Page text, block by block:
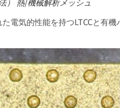
電気的性能を持つLTCCと有